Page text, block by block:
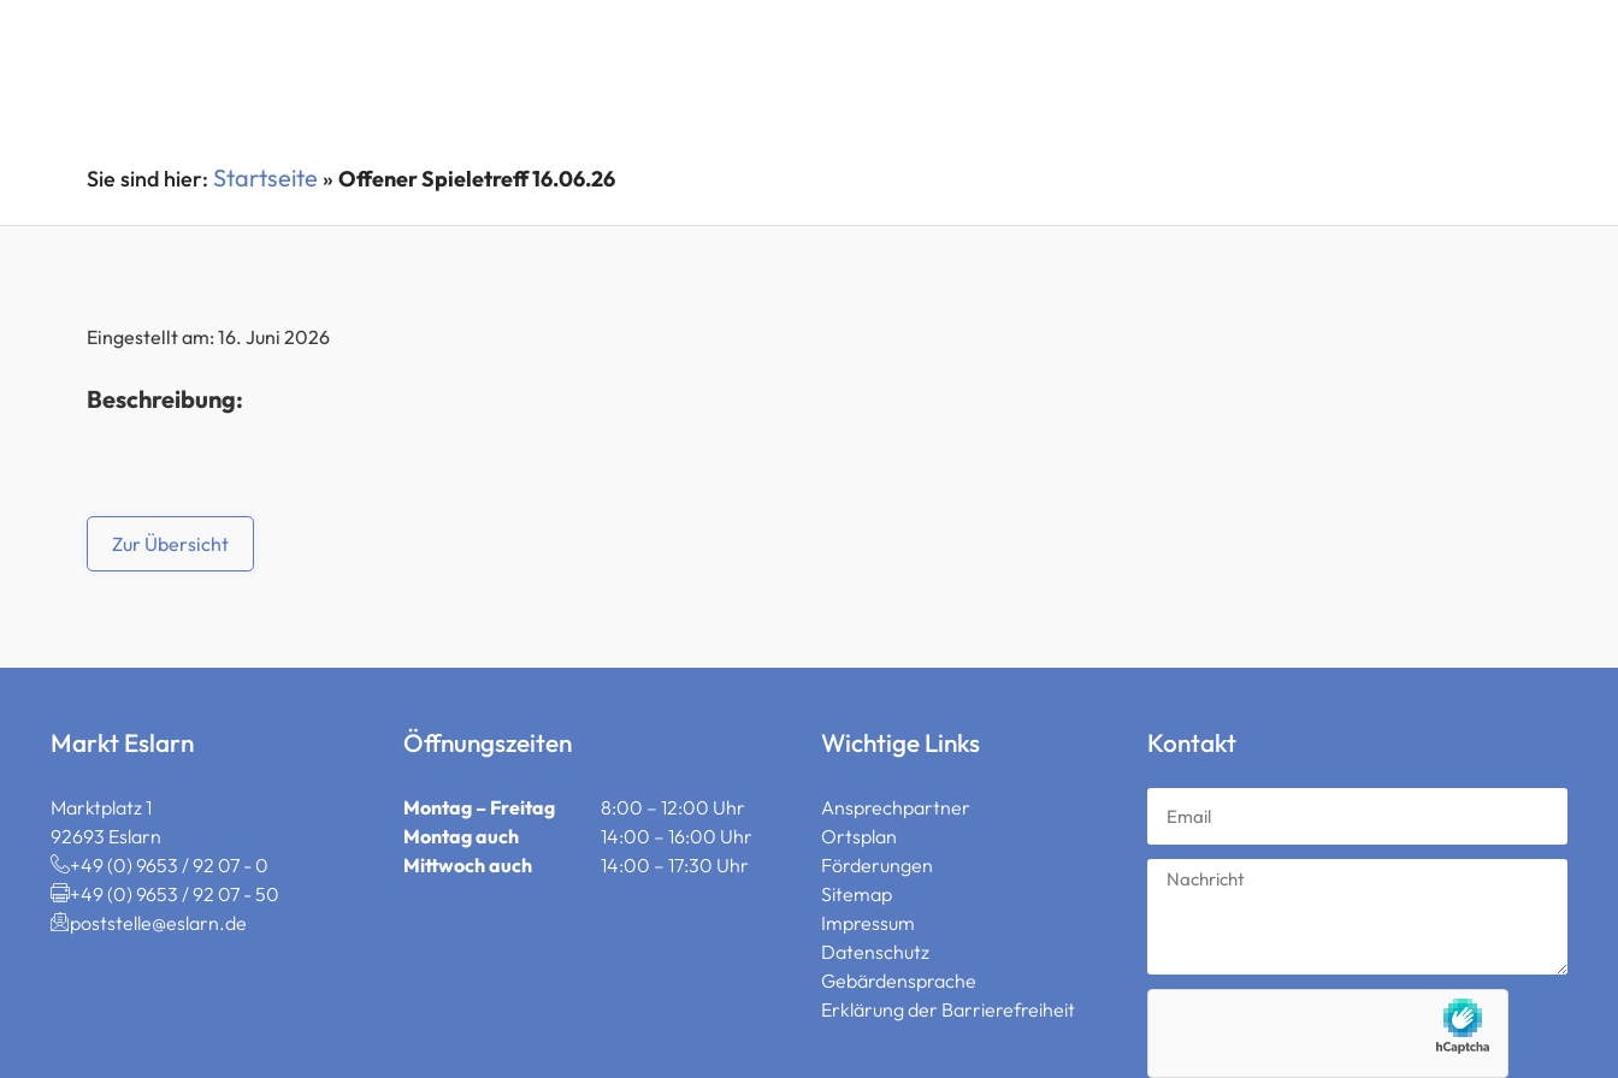
Startseite » Offener Spieletreff 16.06.26
Eingestellt am: 16. Juni 2026
Beschreibung:
Zur Übersicht
Markt Eslarn
Marktplatz 1
92693 Eslarn
+49 (0) 9653 / 92 07 - 0
+49 (0) 9653 / 92 07 - 50
poststelle@eslarn.de
Öffnungszeiten
Montag – Freitag
8:00 – 12:00 Uhr
Montag auch
14:00 – 16:00 Uhr
Mittwoch auch
14:00 – 17:30 Uhr
Wichtige Links
Ansprechpartner
Ortsplan
Förderungen
Sitemap
Impressum
Datenschutz
Gebärdensprache
Erklärung der Barrierefreiheit
Kontakt